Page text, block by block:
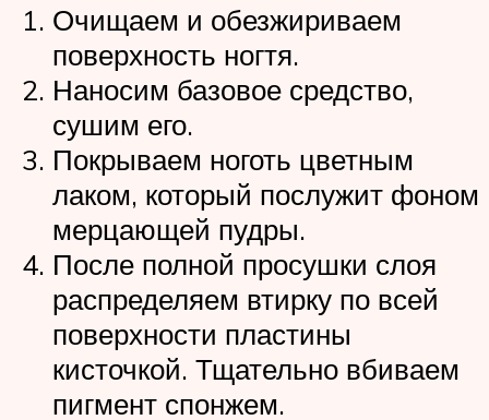
Очищаем и обезжириваем
поверхность ногтя.
Наносим базовое средство,
сушим его.
Покрываем ноготь цветным
лаком, который послужит фоном
мерцающей пудры.
После полной просушки слоя
распределяем втирку по всей
поверхности пластины
кисточкой. Тщательно вбиваем
пигмент спонжем.